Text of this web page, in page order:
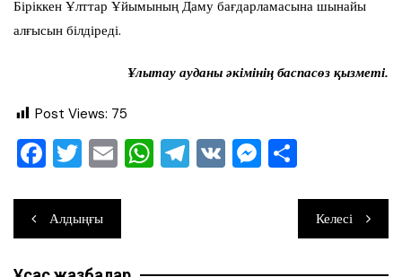
Біріккен Ұлттар Ұйымының Даму бағдарламасына шынайы
алғысын білдіреді.
Ұлытау ауданы әкімінің баспасөз қызметі.
Post Views: 75
F
c
e
b
T
tt
er
E
ai
l
W
A
T
a
V M
n
ра
ви
ть
Навигация
по
Алдыңғы Келесі